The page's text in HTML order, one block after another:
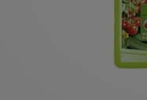
Deine Saat-
konfigurieren